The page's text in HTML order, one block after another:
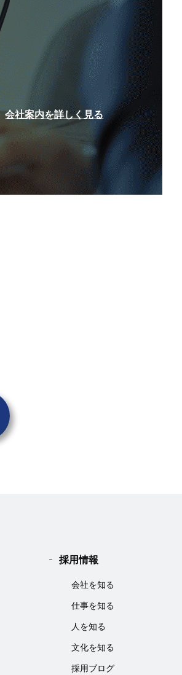
会社案内を詳しく見る
採用情報
会社を知る
仕事を知る
人を知る
文化を知る
採用ブログ